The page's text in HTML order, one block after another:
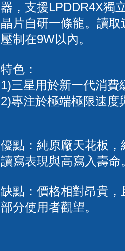
器，支援LPDDR4X獨
晶片自研一條龍。讀
壓制在9W以內。
特色：
1)三星用於新一代消
2)專注於極端極限速
優點：純原廠天花板
讀寫表現與高寫入壽命
缺點：價格相對昂貴
部分使用者觀望。